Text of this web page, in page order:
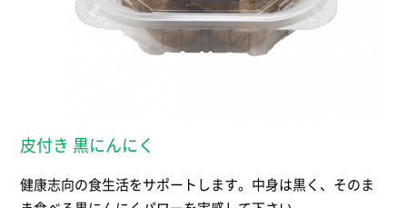
皮付き 黒にんにく
健康志向の食生活をサポートします。中身は黒く、そのま